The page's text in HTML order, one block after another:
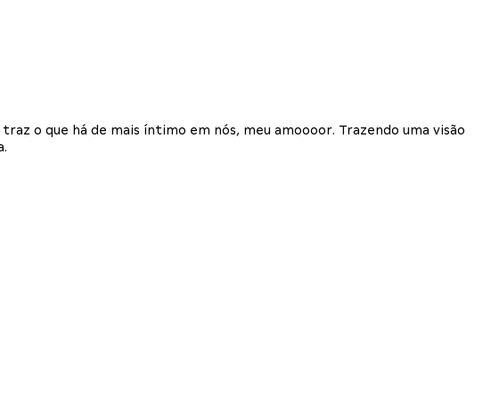
o que há de mais íntimo em nós, meu amoooor. Trazendo uma visão